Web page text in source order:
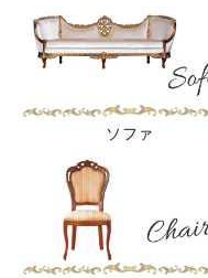
ソファ